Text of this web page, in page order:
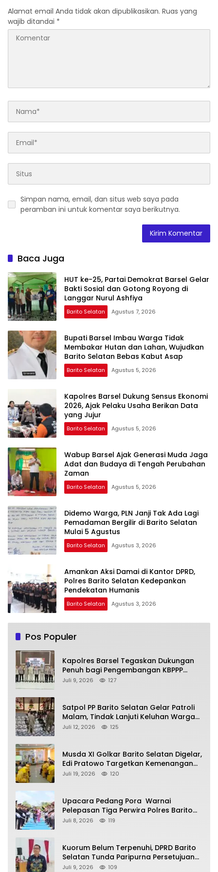
Alamat email Anda tidak akan dipublikasikan. Ruas yang
wajib ditandai *
Simpan nama, email, dan situs web saya pada
peramban ini untuk komentar saya berikutnya.
Baca Juga
HUT ke-25, Partai Demokrat Barsel Gelar
Bakti Sosial dan Gotong Royong di
Langgar Nurul Ashfiya
Barito Selatan Agustus 7, 2026
Bupati Barsel Imbau Warga Tidak
Membakar Hutan dan Lahan, Wujudkan
Barito Selatan Bebas Kabut Asap
Barito Selatan Agustus 5, 2026
Kapolres Barsel Dukung Sensus Ekonomi
2026, Ajak Pelaku Usaha Berikan Data
yang Jujur
Barito Selatan Agustus 5, 2026
Wabup Barsel Ajak Generasi Muda Jaga
Adat dan Budaya di Tengah Perubahan
Zaman
Barito Selatan Agustus 5, 2026
Didemo Warga, PLN Janji Tak Ada Lagi
Pemadaman Bergilir di Barito Selatan
Mulai 5 Agustus
Barito Selatan Agustus 3, 2026
Amankan Aksi Damai di Kantor DPRD,
Polres Barito Selatan Kedepankan
Pendekatan Humanis
Barito Selatan Agustus 3, 2026
Pos Populer
Kapolres Barsel Tegaskan Dukungan
Penuh bagi Pengembangan KBPPP
Kalimantan Tengah
Juli 9, 2026 127
Satpol PP Barito Selatan Gelar Patroli
Malam, Tindak Lanjuti Keluhan Warga
soal Balap Liar dan Remaja Nongkrong
Juli 12, 2026 125
Musda XI Golkar Barito Selatan Digelar,
Edi Pratowo Targetkan Kemenangan
Partai pada Pemilu Mendatang
Juli 19, 2026 120
Upacara Pedang Pora Warnai
Pelepasan Tiga Perwira Polres Barito
Selatan Masuki Masa Pensiun
Juli 8, 2026 119
Kuorum Belum Terpenuhi, DPRD Barito
Selatan Tunda Paripurna Persetujuan
Raperda Pertanggungjawaban APBD
Juli 9, 2026 109